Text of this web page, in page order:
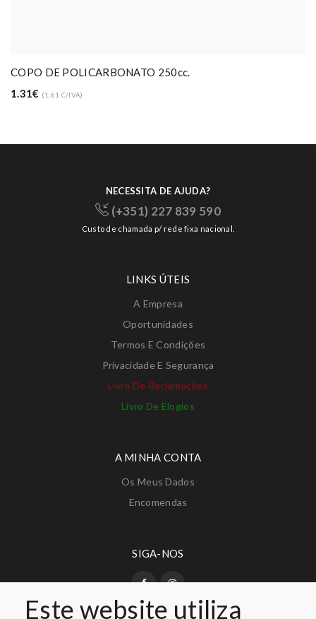
Este website utiliza
COPO DE POLICARBONATO 250cc.
1.31€ (1.61 C/IVA)
NECESSITA DE AJUDA?
(+351) 227 839 590
Custo de chamada p/ rede fixa nacional.
LINKS ÚTEIS
A Empresa
Oportunidades
Termos E Condições
Privacidade E Segurança
Livro De Reclamações
Livro De Elogios
A MINHA CONTA
Os Meus Dados
Encomendas
SIGA-NOS